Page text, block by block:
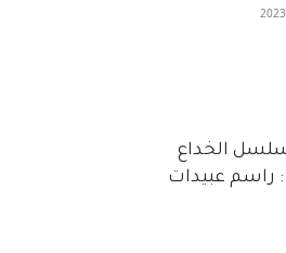
الخداع
راسم عبيدات